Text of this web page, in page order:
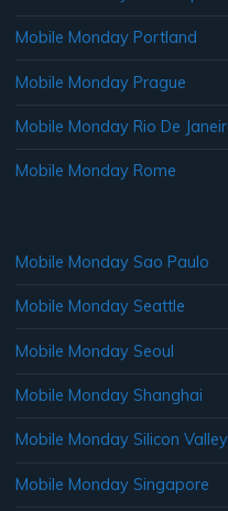
Mobile Monday Portland
Mobile Monday Prague
Mobile Monday Rio De
Mobile Monday Rome
Mobile Monday Sao Paulo
Mobile Monday Seattle
Mobile Monday Seoul
Mobile Monday Shanghai
Mobile Monday Silicon Valley
Mobile Monday Singapore